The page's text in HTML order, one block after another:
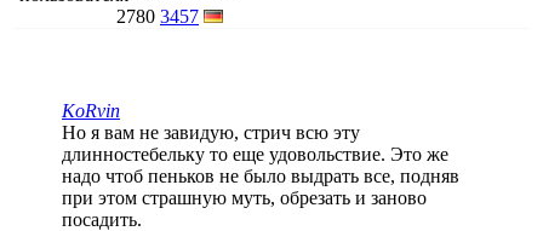
2780 3457
KoRvin
Но я вам не завидую, стрич всю эту
длинностебельку то еще удовольствие. Это же
надо чтоб пеньков не было выдрать все, подняв
при этом страшную муть, обрезать и заново
посадить.